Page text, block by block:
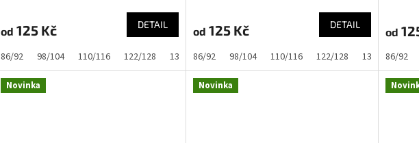
od 125 Kč DETAIL
86/92 98/104 110/116 122/128 134/140
od 125 Kč DETAIL
86/92 98/104 110/116 122/128 134/140
od
86/92
Novinka Novinka